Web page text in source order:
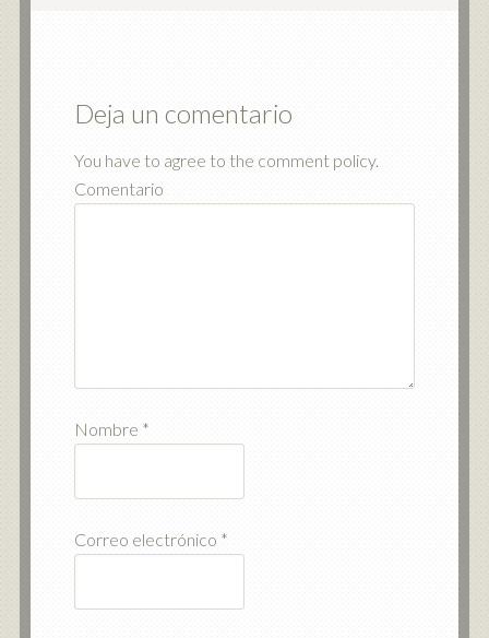
Deja un comentario
You have to agree to the comment policy.
Comentario
Nombre *
Correo electrónico *